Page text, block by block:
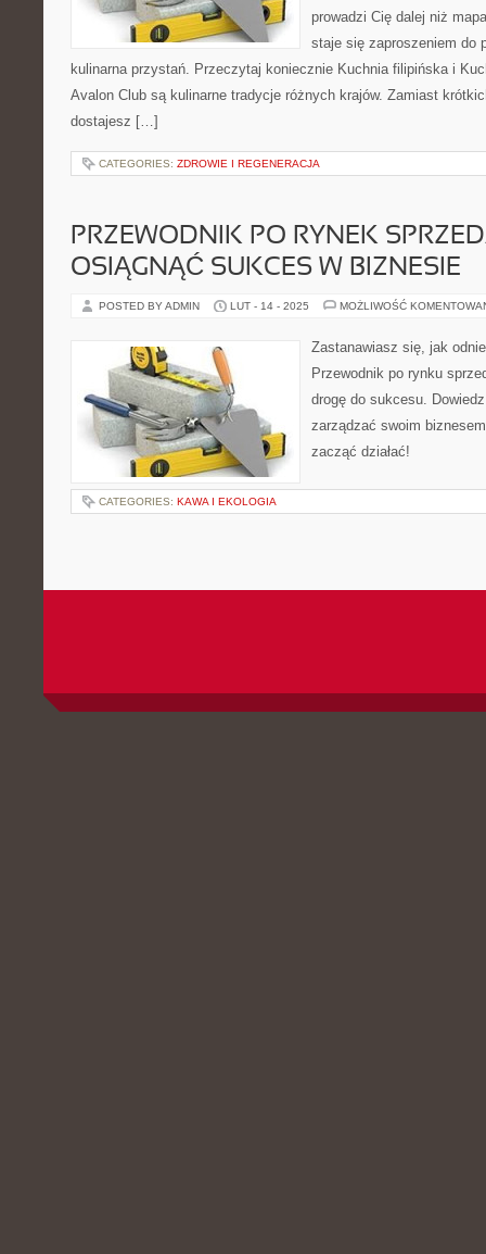
prowadzi Cię dalej niż
staje się zaproszeniem do
kulinarna przystań. Przeczytaj koniecznie Kuchnia filipińska i
Avalon Club są kulinarne tradycje różnych krajów. Zamiast
dostajesz […]
CATEGORIES: ZDROWIE I REGENERACJA
PRZEWODNIK PO RYNEK
OSIĄGNĄĆ SUKCES W BIZNESIE
POSTED BY ADMIN LUT - 14 - 2025 MOŻLIWOŚĆ
Zastanawiasz się, jak
Przewodnik po rynku
drogę do sukcesu.
zarządzać swoim
zacząć działać!
CATEGORIES: KAWA I EKOLOGIA